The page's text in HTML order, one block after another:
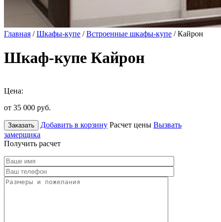
Главная /Шкафы-купе /Встроенные шкафы-купе / Кайрон
Шкаф-купе Кайрон
Цена:
от 35 000 руб.
Заказать Добавить в корзину Расчет цены Вызвать
замерщика
Получить расчет